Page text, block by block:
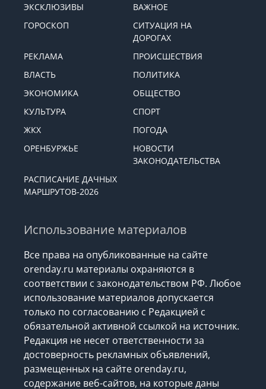
ЭКСКЛЮЗИВЫ
ВАЖНОЕ
ГОРОСКОП
СИТУАЦИЯ НА
ДОРОГАХ
РЕКЛАМА
ПРОИСШЕСТВИЯ
ВЛАСТЬ
ПОЛИТИКА
ЭКОНОМИКА
ОБЩЕСТВО
КУЛЬТУРА
СПОРТ
ЖКХ
ПОГОДА
ОРЕНБУРЖЬЕ
НОВОСТИ
ЗАКОНОДАТЕЛЬСТВА
РАСПИСАНИЕ ДАЧНЫХ
МАРШРУТОВ-2026
Использование материалов
Все права на опубликованные на сайте
orenday.ru материалы охраняются в
соответствии с законодательством РФ. Любое
использование материалов допускается
только по согласованию с Редакцией с
обязательной активной ссылкой на источник.
Редакция не несет ответственности за
достоверность рекламных объявлений,
размещенных на сайте orenday.ru,
содержание веб-сайтов, на которые даны